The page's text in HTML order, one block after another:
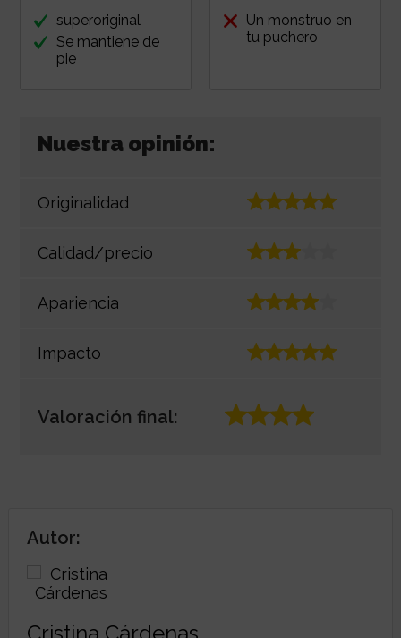
superoriginal
Se mantiene de
pie
Un monstruo en
tu puchero
Nuestra opinión:
Originalidad
Calidad/precio
Apariencia
Impacto
Valoración final:
Autor:
Cristina Cárdenas